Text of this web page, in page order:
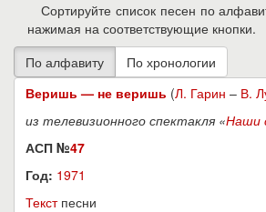
Сортируйте список песен по
нажимая на соответствующие кнопки.
Веришь — не веришь (Л. Гарин – В.
из телевизионного спектакля «Наши
АСП №47
Год: 1971
Текстпесни